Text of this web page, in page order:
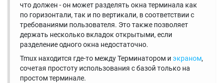
что должен - он может разделять окна терминала как
по горизонтали, так и по вертикали, в соответствии с
требованиями пользователя. Это также позволяет
держать несколько вкладок открытыми, если
разделение одного окна недостаточно.
Tmux находится где-то между Терминатором и экраном,
сочетая простоту использования с базой только на
простом терминале.